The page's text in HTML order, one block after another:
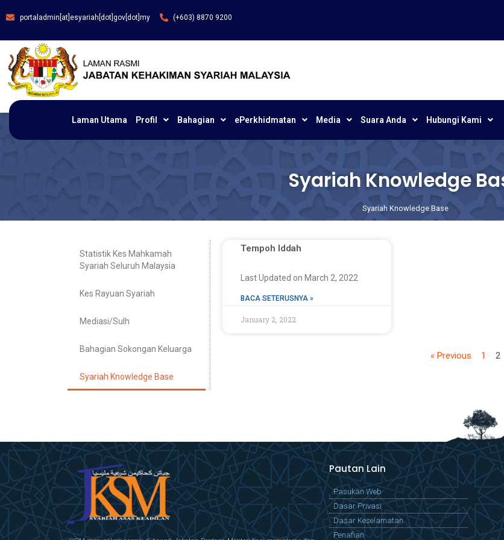
portaladmin[at]esyariah[dot]gov[dot]my (+603) 8870 9200
Laman Utama Profil Bahagian ePerkhidmatan Media Suara Anda Hubungi Kami
Syariah Knowledge
Syariah Knowledge Base
Statistik Kes Mahkamah
Syariah Seluruh Malaysia
Kes Rayuan Syariah
Mediasi/Sulh
Bahagian Sokongan Keluarga
Syariah Knowledge Base
Tempoh Iddah
Last Updated on March 2, 2022
BACA SETERUSNYA »
January 2, 2022
« Previous 1 2
Pautan Lain
Pasukan Web
Dasar Privasi
Dasar Keselamatan
Penafian